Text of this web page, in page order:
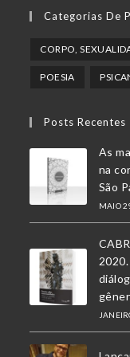
em
aba
em
aba
Categorias De
CORPO,
POESIA
Posts Recentes
As
na
São
MAIO